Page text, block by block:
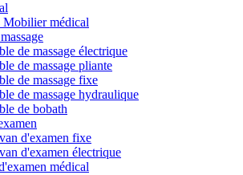
Mobilier médical
de massage électrique
de massage pliante
de massage fixe
de massage hydraulique
de bobath
d'examen fixe
d'examen électrique
médical